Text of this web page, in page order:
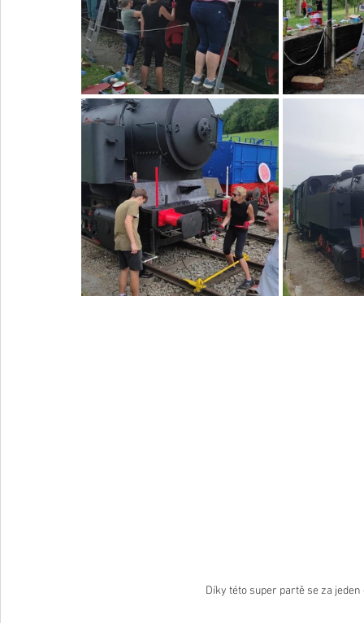
Díky této super partě se za